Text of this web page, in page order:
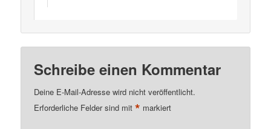
Schreibe einen Kommentar
Deine E-Mail-Adresse wird nicht veröffentlicht.
Erforderliche Felder sind mit* markiert